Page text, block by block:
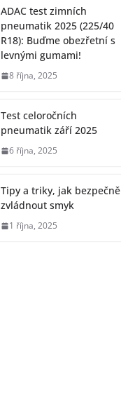
ADAC test zimních
pneumatik 2025 (225/40
R18): Buďme obezřetní s
levnými gumami!
8 října, 2025
Test celoročních
pneumatik září 2025
6 října, 2025
Tipy a triky, jak bezpečně
zvládnout smyk
1 října, 2025